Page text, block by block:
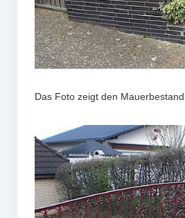
Das Foto zeigt den